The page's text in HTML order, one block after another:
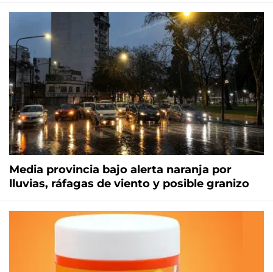
Media provincia bajo alerta naranja por
lluvias, ráfagas de viento y posible granizo